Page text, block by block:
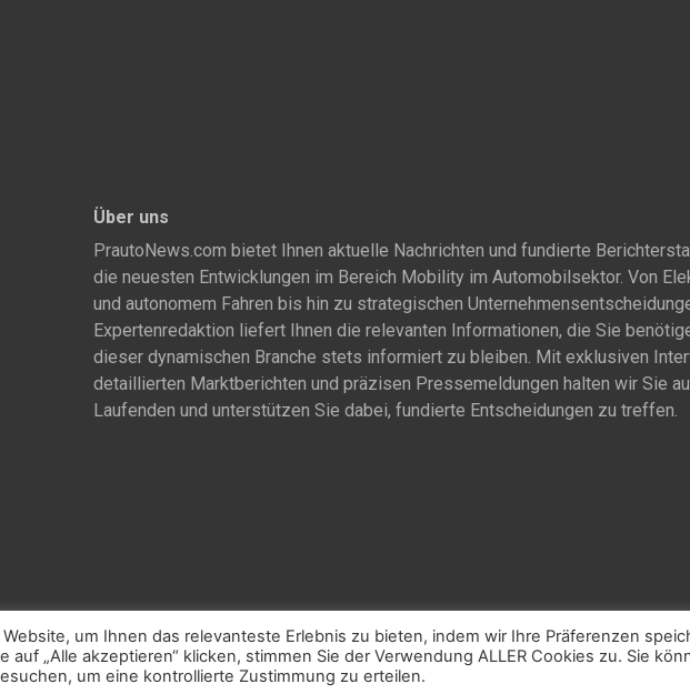
Über uns
PrautoNews.com bietet Ihnen aktuelle Nachrichten und fundierte
die neuesten Entwicklungen im Bereich Mobility im Automobilsektor. Von
und autonomem Fahren bis hin zu strategischen
Expertenredaktion liefert Ihnen die relevanten Informationen, die Sie
dieser dynamischen Branche stets informiert zu bleiben. Mit exklusiven
detaillierten Marktberichten und präzisen Pressemeldungen halten wir Sie
Laufenden und unterstützen Sie dabei, fundierte Entscheidungen zu treffen.
um Ihnen das relevanteste Erlebnis zu bieten, indem wir Ihre Präferenzen
„Alle akzeptieren“ klicken, stimmen Sie der Verwendung ALLER Cookies zu. Sie
um eine kontrollierte Zustimmung zu erteilen.